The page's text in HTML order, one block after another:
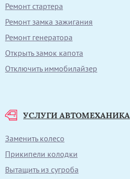
Ремонт стартера
Ремонт замка зажигания
Ремонт генератора
Открыть замок капота
Отключить иммобилайзер
УСЛУГИ АВТОМЕХАНИКА
Заменить колесо
Прикипели колодки
Вытащить из сугроба